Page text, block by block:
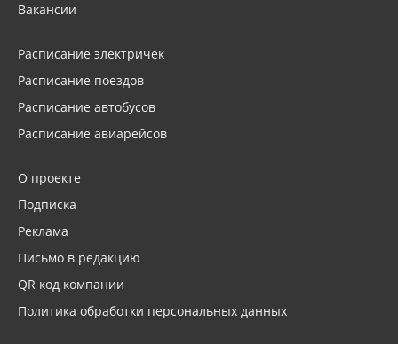
Вакансии
Расписание электричек
Расписание поездов
Расписание автобусов
Расписание авиарейсов
О проекте
Подписка
Реклама
Письмо в редакцию
QR код компании
Политика обработки персональных данных